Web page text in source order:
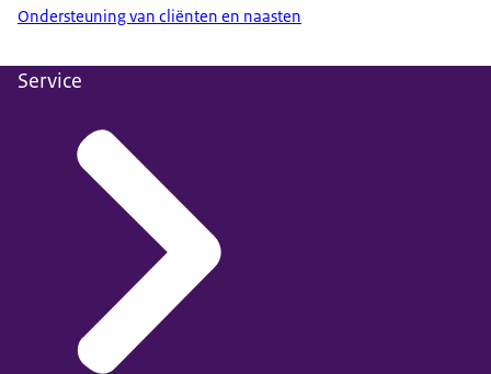
Ondersteuning van cliënten en naasten
Service